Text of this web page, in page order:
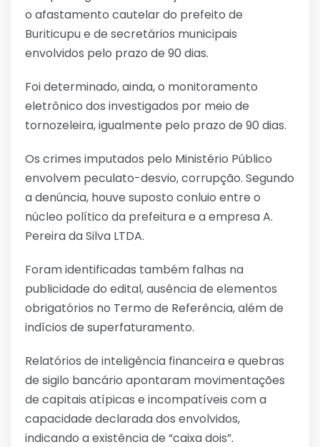
o afastamento cautelar do prefeito de
Buriticupu e de secretários municipais
envolvidos pelo prazo de 90 dias.
Foi determinado, ainda, o monitoramento
eletrônico dos investigados por meio de
tornozeleira, igualmente pelo prazo de 90 dias.
Os crimes imputados pelo Ministério Público
envolvem peculato-desvio, corrupção. Segundo
a denúncia, houve suposto conluio entre o
núcleo político da prefeitura e a empresa A.
Pereira da Silva LTDA.
Foram identificadas também falhas na
publicidade do edital, ausência de elementos
obrigatórios no Termo de Referência, além de
indícios de superfaturamento.
Relatórios de inteligência financeira e quebras
de sigilo bancário apontaram movimentações
de capitais atípicas e incompatíveis com a
capacidade declarada dos envolvidos,
indicando a existência de “caixa dois”.